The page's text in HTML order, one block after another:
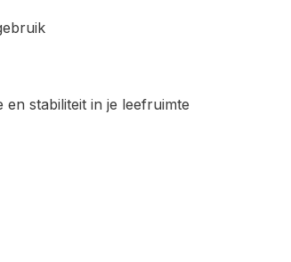
stabiliteit in je leefruimte